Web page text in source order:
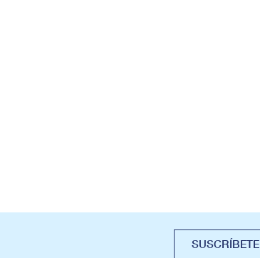
SUSCRÍBETE